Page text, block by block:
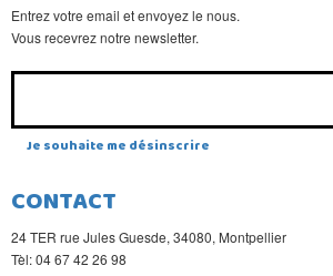
Entrez votre email et envoyez le nous.
Vous recevrez notre newsletter.
Je souhaite me désinscrire
CONTACT
24 TER rue Jules Guesde, 34080, Montpellier
Tèl: 04 67 42 26 98